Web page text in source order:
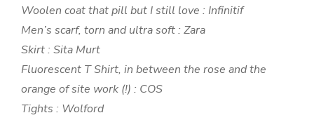
Woolen coat that pill but I still love : Infinitif
Men’s scarf, torn and ultra soft : Zara
Skirt : Sita Murt
Fluorescent T Shirt, in between the rose and the
orange of site work (!) : COS
Tights : Wolford